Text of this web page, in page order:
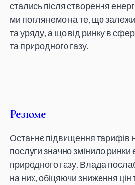
стались після створення
ми поглянемо на те, що
та уряду, а що від ринку в
та природного газу.
Резюме
Останнє підвищення тарифів
послуги значно змінило ринки
природного газу. Влада
на них, обіцяючи зниження